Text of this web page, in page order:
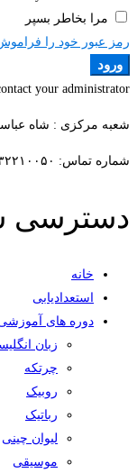
مرا بخاطر بسپر
رمز عبور خود را
ورود
your administrator.
شعبه مرکزی : شاه عباسی،
شماره تماس: ۰۲۶۳۲۲۱۰۰۵۰ – ۰۹۱۲۰۸۳۴۵۶۴
دسترسی
خانه
استعدادیابی
دوره های
زبان
چرتکه
روبیک
رباتیک
لیوان چینی
موسیقی